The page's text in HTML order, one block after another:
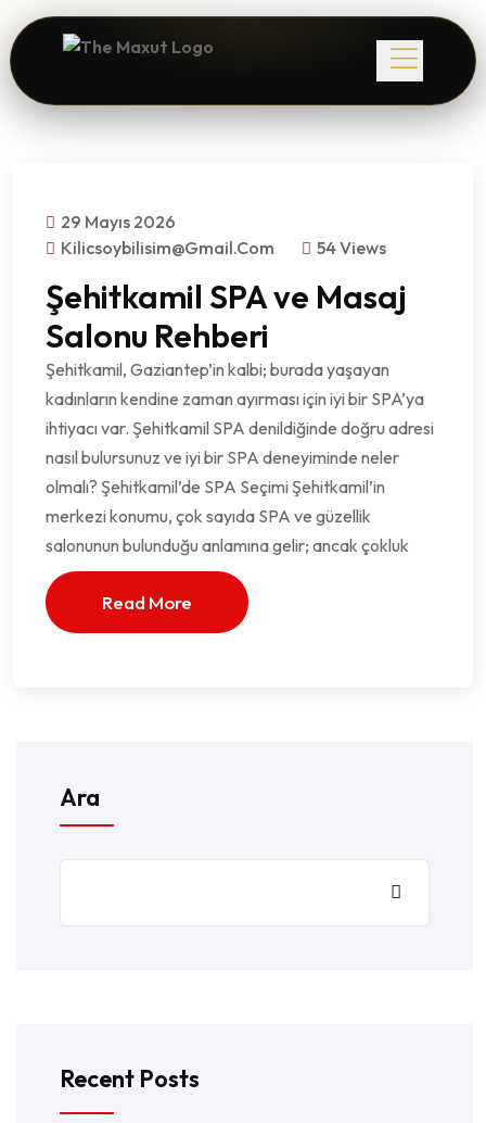
29 Mayıs 2026
Kilicsoybilisim@gmail.com
54 Views
Şehitkamil SPA ve Masaj
Salonu Rehberi
Şehitkamil, Gaziantep’in kalbi; burada yaşayan
kadınların kendine zaman ayırması için iyi bir SPA’ya
ihtiyacı var. Şehitkamil SPA denildiğinde doğru adresi
nasıl bulursunuz ve iyi bir SPA deneyiminde neler
olmalı? Şehitkamil’de SPA Seçimi Şehitkamil’in
merkezi konumu, çok sayıda SPA ve güzellik
salonunun bulunduğu anlamına gelir; ancak çokluk
Read More
Ara
Recent Posts